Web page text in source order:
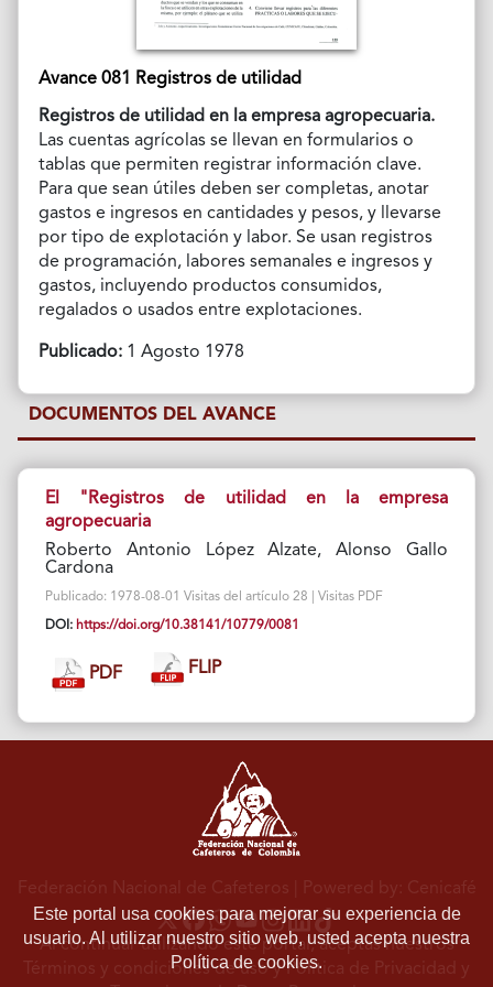
Avance 081 Registros de utilidad
Registros de utilidad en la empresa agropecuaria.
Las cuentas agrícolas se llevan en formularios o
tablas que permiten registrar información clave.
Para que sean útiles deben ser completas, anotar
gastos e ingresos en cantidades y pesos, y llevarse
por tipo de explotación y labor. Se usan registros
de programación, labores semanales e ingresos y
gastos, incluyendo productos consumidos,
regalados o usados entre explotaciones.
Publicado:1 Agosto 1978
DOCUMENTOS DEL AVANCE
El "Registros de utilidad en la empresa
agropecuaria
Roberto Antonio López Alzate, Alonso Gallo
Cardona
Publicado: 1978-08-01 Visitas del artículo 28 | Visitas PDF
DOI: https://doi.org/10.38141/10779/0081
PDF FLIP
Este portal usa cookies para mejorar su experiencia de
usuario. Al utilizar nuestro sitio web, usted acepta nuestra
Política de cookies.
Federación Nacional de Cafeteros | Powered by: Cenicafé
Al continuar utilizando este portal, aceptas nuestros
Términos y condiciones de usoyPolítica de Privacidad y